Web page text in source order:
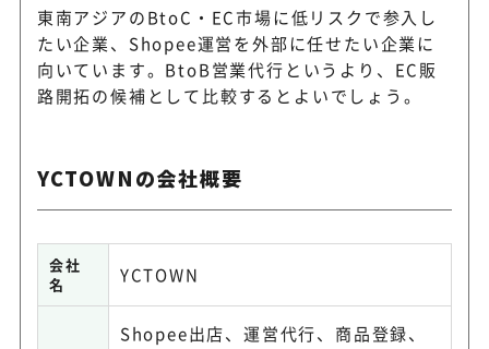
東南アジアのBtoC・EC市場に低リスクで参入し
たい企業、Shopee運営を外部に任せたい企業に
向いています。BtoB営業代行というより、EC販
路開拓の候補として比較するとよいでしょう。
YCTOWNの会社概要
会社
名
YCTOWN
Shopee出店、運営代行、商品登録、